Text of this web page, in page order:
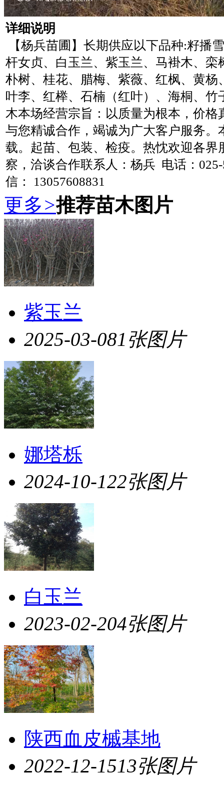
详细说明
【杨兵苗圃】长期供应以下品种:籽播
杆女贞、白玉兰、紫玉兰、马褂木、栾
朴树、桂花、腊梅、紫薇、红枫、黄杨
叶李、红榉、石楠（红叶）、海桐、竹
木本场经营宗旨：以质量为根本，价格
与您精诚合作，竭诚为广大客户服务。
载。起苗、包装、检疫。热忱欢迎各界
察，洽谈合作联系人：杨兵 电话：
信： 13057608831
更多>推荐苗木图片
紫玉兰
2025-03-081张图片
娜塔栎
2024-10-122张图片
白玉兰
2023-02-204张图片
陕西血皮槭基地
2022-12-1513张图片